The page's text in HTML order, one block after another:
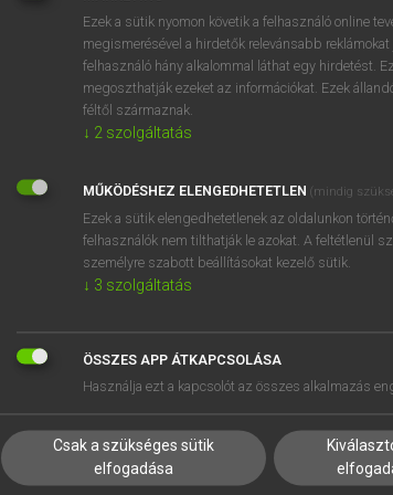
BELÉPÉS
EGYÉNI FELHASZNÁLÓKNAK
TANULÓKNAK
VÁLLALATI MEGOLDÁSOK
SÚGÓ
RÓLUNK
SÜTI BEÁLLÍTÁSOK
Ezek a sütik nyomon követik a felhasználó online
megismerésével a hirdetők relevánsabb
felhasználó hány alkalommal láthat egy hirdetést.
megoszthatják ezeket az információkat. Ezek
féltől származnak.
↓ 2 szolgáltatás
MŰKÖDÉSHEZ ELENGEDHETETLEN (mindig
Ezek a sütik elengedhetetlenek az oldalunkon
felhasználók nem tilthatják le azokat. A feltétlenül
személyre szabott beállításokat kezelő sütik.
↓ 3 szolgáltatás
ÖSSZES APP ÁTKAPCSOLÁSA
Használja ezt a kapcsolót az összes alkalmazás
Csak a szükséges sütik
elfogadása